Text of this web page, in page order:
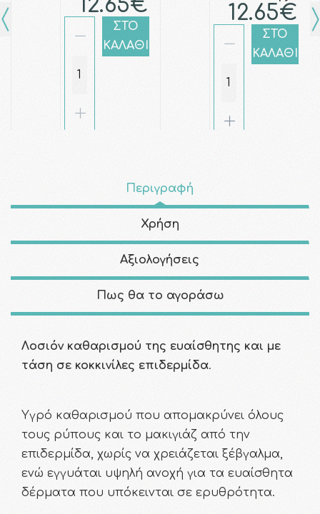
12.65€
ΣΤΟ
ΚΑΛΑΘΙ
12.65€
ΣΤΟ
ΚΑΛΑΘΙ
Περιγραφή
Χρήση
Αξιολογήσεις
Πως θα το αγοράσω
Λοσιόν καθαρισμού της ευαίσθητης και με
τάση σε κοκκινίλες επιδερμίδα.
Υγρό καθαρισμού που απομακρύνει όλους
τους ρύπους και το μακιγιάζ από την
επιδερμίδα, χωρίς να χρειάζεται ξέβγαλμα,
ενώ εγγυάται υψηλή ανοχή για τα ευαίσθητα
δέρματα που υπόκεινται σε ερυθρότητα.